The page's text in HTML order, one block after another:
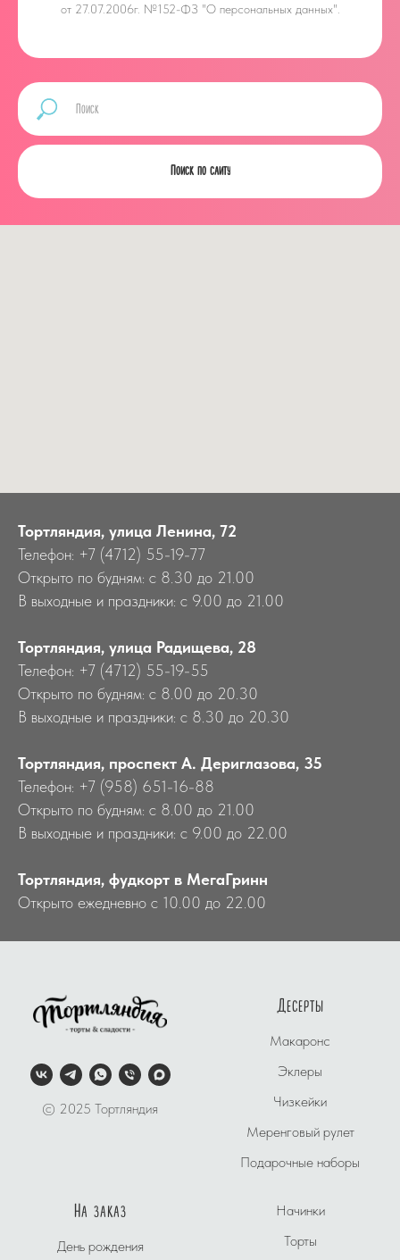
от 27.07.2006г. №152-ФЗ "О персональных данных".
Поиск по сайту
Тортляндия, улица Ленина, 72
Телефон: +7 (4712) 55-19-77
Открыто по будням: с 8.30 до 21.00
В выходные и праздники: с 9.00 до 21.00
Тортляндия, улица Радищева, 28
Телефон: +7 (4712) 55-19-55
Открыто по будням: с 8.00 до 20.30
В выходные и праздники: с 8.30 до 20.30
Тортляндия, проспект А. Дериглазова, 35
Телефон: +7 (958) 651-16-88
Открыто по будням: с 8.00 до 21.00
В выходные и праздники: с 9.00 до 22.00
Тортляндия, фудкорт в МегаГринн
Открыто ежедневно с 10.00 до 22.00
© 2025 Тортляндия
Десерты
Макаронс
Эклеры
Чизкейки
Меренговый рулет
Подарочные наборы
На заказ
День рождения
Начинки
Торты